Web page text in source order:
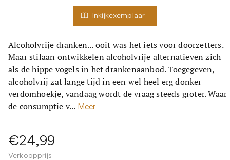
Inkijkexemplaar
Alcoholvrije dranken... ooit was het iets voor doorzetters.
Maar stilaan ontwikkelen alcoholvrije alternatieven zich
als de hippe vogels in het drankenaanbod. Toegegeven,
alcoholvrij zat lange tijd in een wel heel erg donker
verdomhoekje, vandaag wordt de vraag steeds groter. Waar
de consumptie v... Meer
€24,99
Verkoopprijs